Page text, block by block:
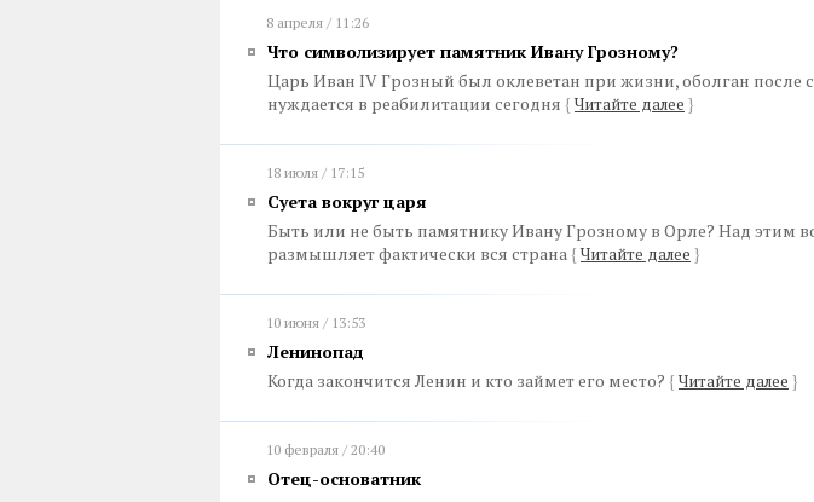
8 апреля / 11:26
Что символизирует памятник Ивану Грозному?
Царь Иван IV Грозный был оклеветан при жизни, оболган после
нуждается в реабилитации сегодня { Читайте далее }
18 июля / 17:15
Суета вокруг царя
Быть или не быть памятнику Ивану Грозному в Орле? Над этим
размышляет фактически вся страна { Читайте далее }
10 июня / 13:53
Ленинопад
Когда закончится Ленин и кто займет его место? { Читайте далее }
10 февраля / 20:40
Отец-основатник